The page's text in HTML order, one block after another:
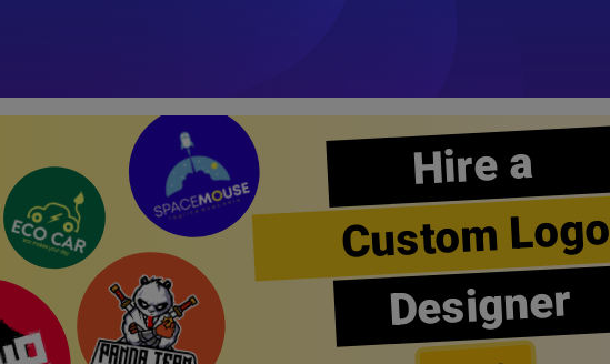
Hire a
Custom Logo
Designer